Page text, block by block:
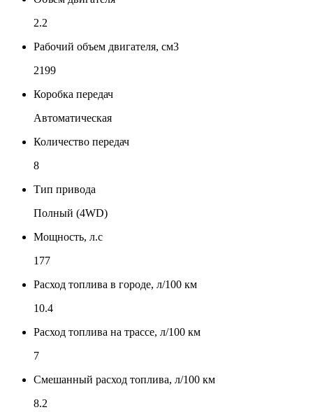
2.2
Рабочий объем двигателя, см3
2199
Коробка передач
Автоматическая
Количество передач
8
Тип привода
Полный (4WD)
Мощность, л.с
177
Расход топлива в городе, л/100 км
10.4
Расход топлива на трассе, л/100 км
7
Смешанный расход топлива, л/100 км
8.2